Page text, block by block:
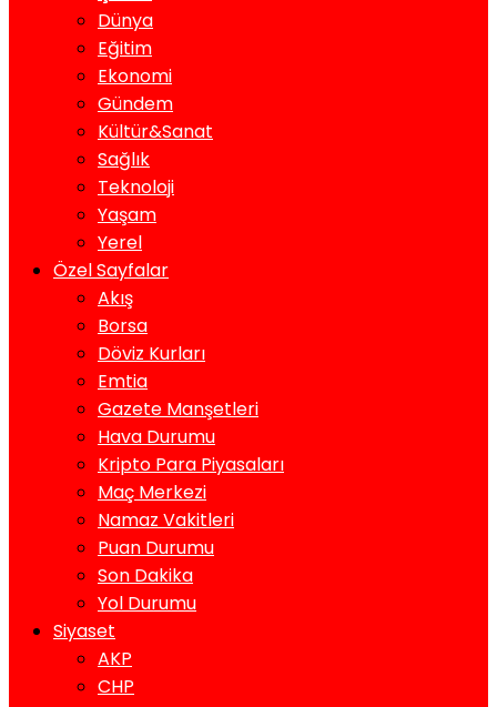
Dünya
Eğitim
Ekonomi
Gündem
Kültür&Sanat
Sağlık
Teknoloji
Yaşam
Yerel
Özel Sayfalar
Akış
Borsa
Döviz Kurları
Emtia
Gazete Manşetleri
Hava Durumu
Kripto Para Piyasaları
Maç Merkezi
Namaz Vakitleri
Puan Durumu
Son Dakika
Yol Durumu
Siyaset
AKP
CHP